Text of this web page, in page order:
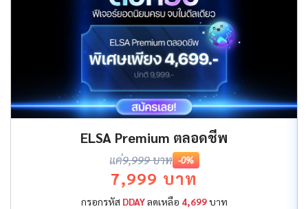
ELSA Premium ตลอดชีพ
แค่9,999 บาท -0%
7,999 บาท
กรอกรหัส DDAYลดเหลือ 4,699บาท